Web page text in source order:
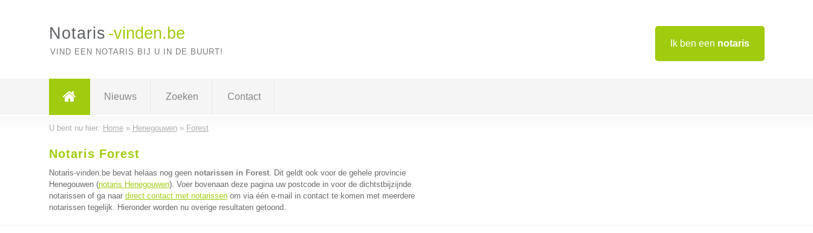
Ik ben een notaris
Notaris -vinden.be
VIND EEN NOTARIS BIJ U IN DE BUURT!
Nieuws Zoeken Contact
U bent nu hier: Home» Henegouwen» Forest
Notaris Forest
Notaris-vinden.be bevat helaas nog geen notarissen in Forest. Dit geldt ook voor de gehele provincie
Henegouwen (notaris Henegouwen). Voer bovenaan deze pagina uw postcode in voor de dichtstbijzijnde
notarissen of ga naar direct contact met notarissenom via één e-mail in contact te komen met meerdere
notarissen tegelijk. Hieronder worden nu overige resultaten getoond.